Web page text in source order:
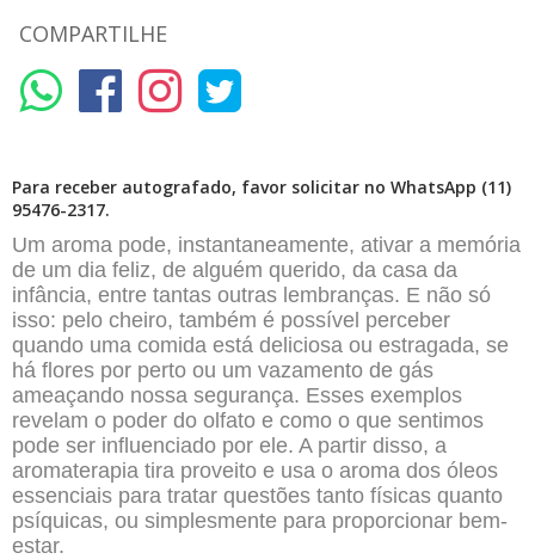
COMPARTILHE
Para receber autografado, favor solicitar no WhatsApp (11)
95476-2317.
Um aroma pode, instantaneamente, ativar a memória
de um dia feliz, de alguém querido, da casa da
infância, entre tantas outras lembranças. E não só
isso: pelo cheiro, também é possível perceber
quando uma comida está deliciosa ou estragada, se
há flores por perto ou um vazamento de gás
ameaçando nossa segurança. Esses exemplos
revelam o poder do olfato e como o que sentimos
pode ser influenciado por ele. A partir disso, a
aromaterapia tira proveito e usa o aroma dos óleos
essenciais para tratar questões tanto físicas quanto
psíquicas, ou simplesmente para proporcionar bem-
estar.